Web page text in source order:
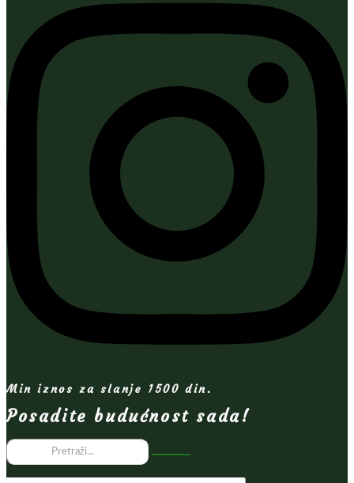
Min iznos za slanje 1500 din.
Posadite budućnost sada!